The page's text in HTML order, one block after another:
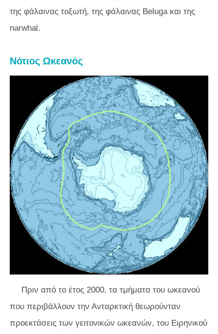
της φάλαινας τοξωτή, της φάλαινας Beluga και της
narwhal.
Νότιος Ωκεανός
Πριν από το έτος 2000, τα τμήματα του ωκεανού
που περιβάλλουν την Ανταρκτική θεωρούνταν
προεκτάσεις των γειτονικών ωκεανών, του Ειρηνικού